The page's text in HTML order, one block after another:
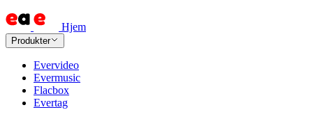
Hjem
Produkter
Evervideo
Evermusic
Flacbox
Evertag